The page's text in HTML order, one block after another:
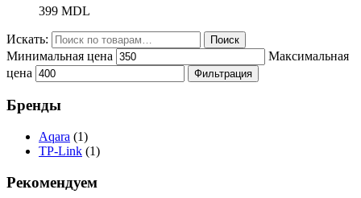
399 MDL
Искать: Поиск
Минимальная цена
Максимальная
цена
Фильтрация
Бренды
Aqara (1)
TP-Link (1)
Рекомендуем